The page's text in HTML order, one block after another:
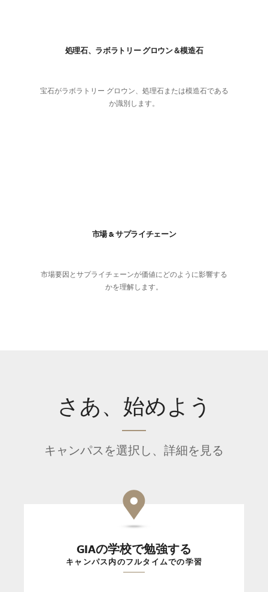
処理石、ラボラトリー グロウン＆模造石
宝石がラボラトリー グロウン、処理石または模造石である
か識別します。
市場 & サプライチェーン
市場要因とサプライチェーンが価値にどのように影響する
かを理解します。
さあ、始めよう
キャンパスを選択し、詳細を見る
GIAの学校で勉強する
キャンパス内のフルタイムでの学習